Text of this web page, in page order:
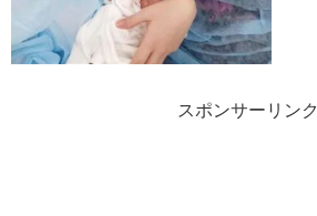
スポンサーリンク